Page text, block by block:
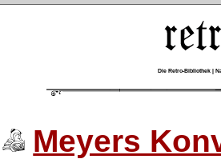
Die Retro-Bibliothek |
Meyers